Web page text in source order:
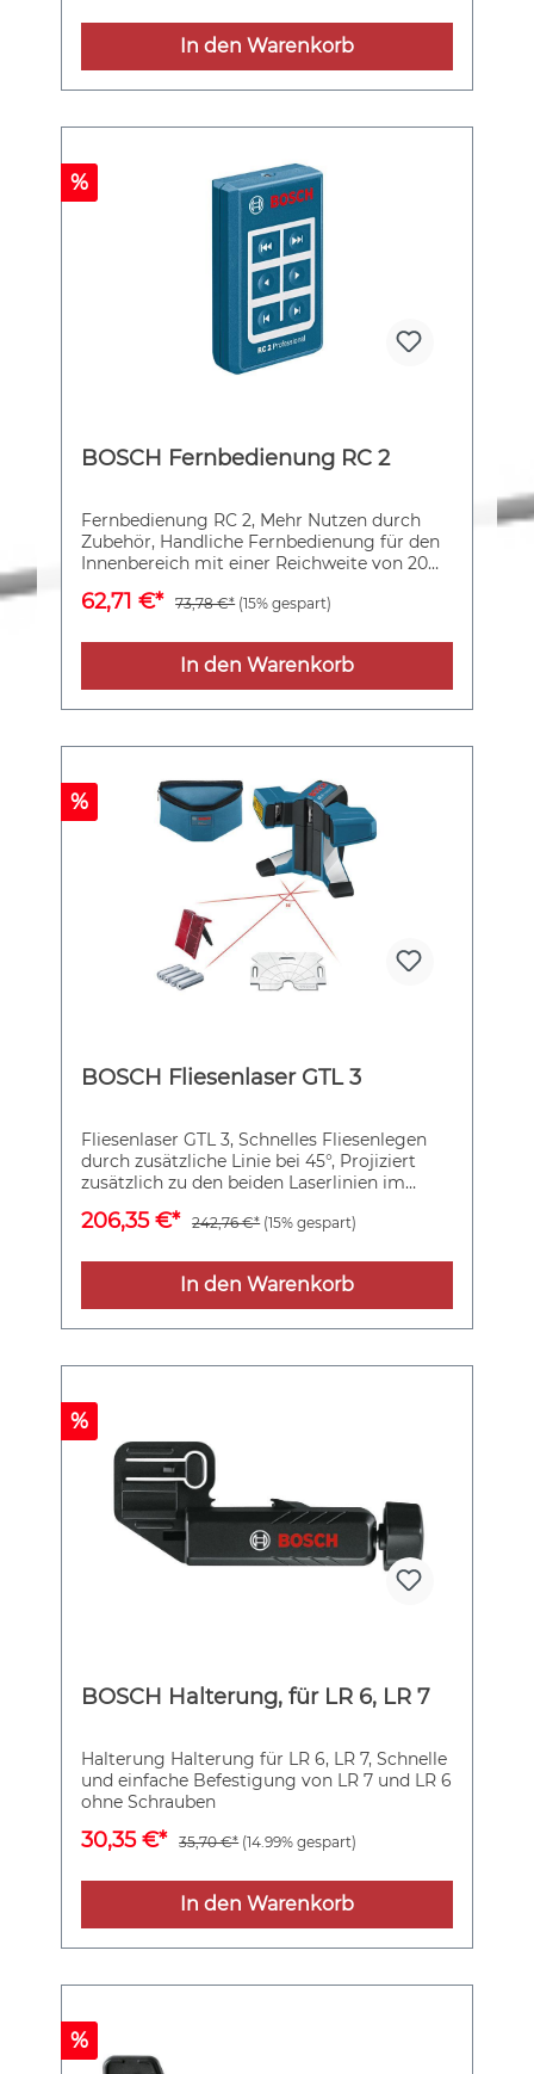
Mechanik zur Feinjustage auf unebenen
Untergründen, Schutztasche. 4 x 1,5 V-LR6-
Batterie (AA)
In den Warenkorb
%
BOSCH Fernbedienung RC 2
Fernbedienung RC 2, Mehr Nutzen durch
Zubehör, Handliche Fernbedienung für den
Innenbereich mit einer Reichweite von 20
schnelle, langsame und schrittweise
x 1,5 V-LR03-Batterie (AAA)
62,71 €* 73,78 €* (15% gespart)
In den Warenkorb
%
BOSCH Fliesenlaser GTL 3
Fliesenlaser GTL 3, Schnelles Fliesenlegen
durch zusätzliche Linie bei 45°, Projiziert
zusätzlich zu den beiden Laserlinien im
präzises und schnelles Ausrichten und
Genauigkeit von 0,2 mm/m, Kompaktes und
leichtes Design für optimale Bedienbarkeit,
Ausrichtscheibe. Laserzieltafel.
Schutztasche. 4 x 1,5 V-LR6-Batterie (AA)
206,35 €* 242,76 €* (15% gespart)
In den Warenkorb
%
BOSCH Halterung, für LR 6, LR 7
Halterung Halterung für LR 6, LR 7, Schnelle
und einfache Befestigung von LR 7 und LR 6
ohne Schrauben
30,35 €* 35,70 €* (14.99% gespart)
In den Warenkorb
%